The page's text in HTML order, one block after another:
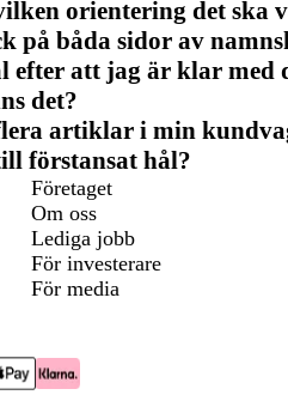
orientering det ska
på båda sidor av
efter att jag är klar med
det?
artiklar i min
förstansat hål?
Företaget
Om oss
Lediga jobb
För investerare
För media